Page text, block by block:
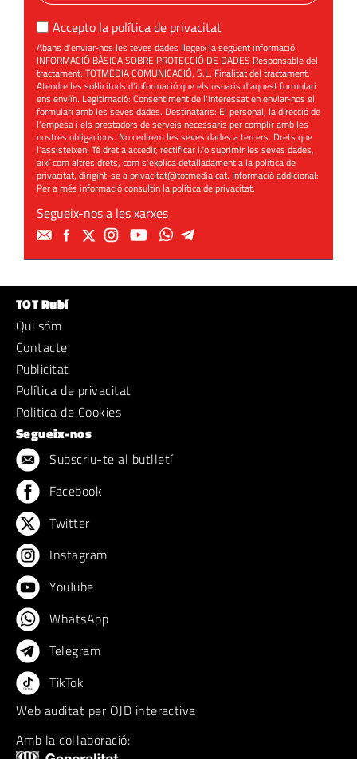
Accepto la política de privacitat
Abans d'enviar-nos les teves dades llegeix la següent informació
INFORMACIÓ BÀSICA SOBRE PROTECCIÓ DE DADES Responsable del
tractament: TOTMEDIA COMUNICACIÓ, S.L. Finalitat del tractament:
Atendre les sol·licituds d'informació que els usuaris d'aquest formulari
ens enviïn. Legitimació: Consentiment de l'interessat en enviar-nos el
formulari amb les seves dades. Destinataris: El personal, la direcció de
l'empesa i els prestadors de serveis necessaris per complir amb les
nostres obligacions. No cedirem les seves dades a tercers. Drets que
l'assisteixen: Té dret a accedir, rectificar i/o suprimir les seves dades,
així com altres drets, com s'explica detalladament a la política de
privacitat, dirigint-se aprivacitat@totmedia.cat. Informació addicional:
Per a més informació consultin lapolítica de privacitat.
Segueix-nos a les xarxes
TOT Rubí
Qui sóm
Contacte
Publicitat
Política de privacitat
Politica de Cookies
Segueix-nos
Subscriu-te al butlletí
Facebook
Twitter
Instagram
YouTube
WhatsApp
Telegram
TikTok
Web auditat per OJD interactiva
Amb la col·laboració: